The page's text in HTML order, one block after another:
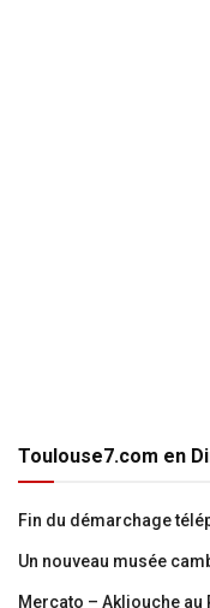
Toulouse7.com en
Fin du démarchage
Un nouveau musée
Mercato – Akliouche au